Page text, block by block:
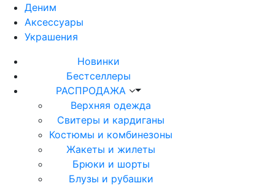
Деним
Аксессуары
Украшения
Новинки
Бестселлеры
РАСПРОДАЖА
Верхняя одежда
Свитеры и кардиганы
Костюмы и комбинезоны
Жакеты и жилеты
Брюки и шорты
Блузы и рубашки